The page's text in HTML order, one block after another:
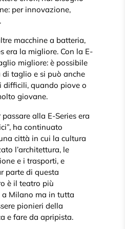
per innovazione,
macchine a batteria,
era la migliore. Con la E-
migliore: è possibile
taglio e si può anche
quando piove o
giovane.
alla E-Series era
ha continuato
città in cui la cultura
l’architettura, le
e i trasporti, e
parte di questa
è il teatro più
Milano ma in tutta
pionieri della
e fare da apripista.